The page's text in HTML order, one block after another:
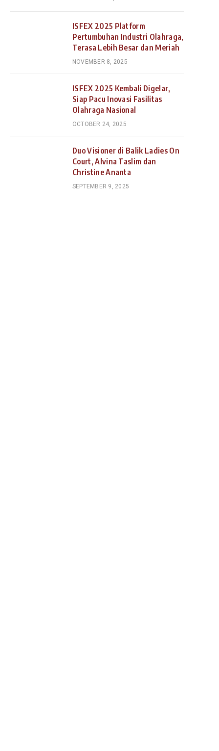
ISFEX 2025 Platform
Pertumbuhan Industri Olahraga,
Terasa Lebih Besar dan Meriah
NOVEMBER 8, 2025
ISFEX 2025 Kembali Digelar,
Siap Pacu Inovasi Fasilitas
Olahraga Nasional
OCTOBER 24, 2025
Duo Visioner di Balik Ladies On
Court, Alvina Taslim dan
Christine Ananta
SEPTEMBER 9, 2025